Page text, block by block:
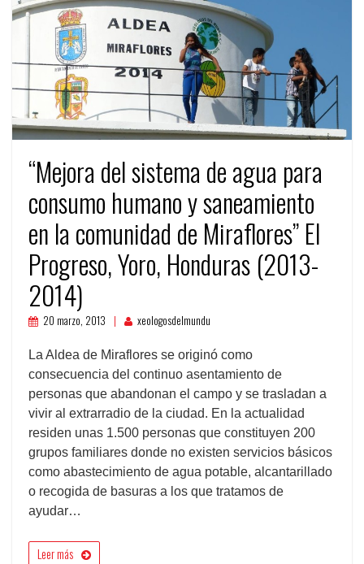
“Mejora del sistema de agua para
consumo humano y saneamiento
en la comunidad de Miraflores” El
Progreso, Yoro, Honduras (2013-
2014)
20 marzo, 2013 xeologosdelmundu
La Aldea de Miraflores se originó como
consecuencia del continuo asentamiento de
personas que abandonan el campo y se trasladan a
vivir al extrarradio de la ciudad. En la actualidad
residen unas 1.500 personas que constituyen 200
grupos familiares donde no existen servicios básicos
como abastecimiento de agua potable, alcantarillado
o recogida de basuras a los que tratamos de
ayudar…
Leer más